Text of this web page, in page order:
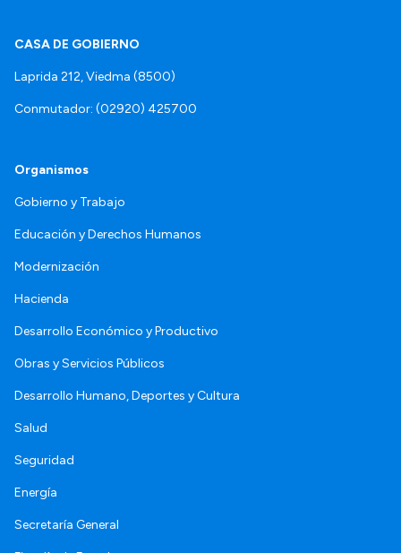
CASA DE GOBIERNO
Laprida 212, Viedma (8500)
Conmutador: (02920) 425700
Organismos
Gobierno y Trabajo
Educación y Derechos Humanos
Modernización
Hacienda
Desarrollo Económico y Productivo
Obras y Servicios Públicos
Desarrollo Humano, Deportes y Cultura
Salud
Seguridad
Energía
Secretaría General